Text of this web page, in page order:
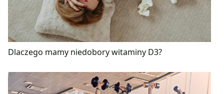
Dlaczego mamy niedobory witaminy D3?